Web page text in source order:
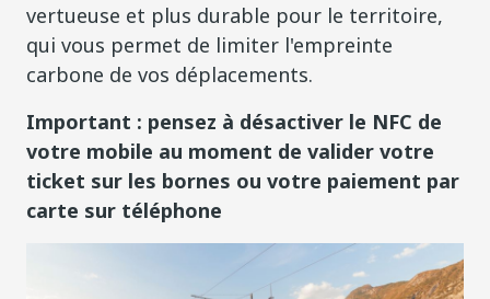
vertueuse et plus durable pour le territoire,
qui vous permet de limiter l'empreinte
carbone de vos déplacements.
Important : pensez à désactiver le NFC de
votre mobile au moment de valider votre
ticket sur les bornes ou votre paiement par
carte sur téléphone